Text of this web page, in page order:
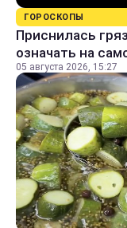
ГОРОСКОПЫ
Приснилась
означать на
05 августа 2026, 15:27